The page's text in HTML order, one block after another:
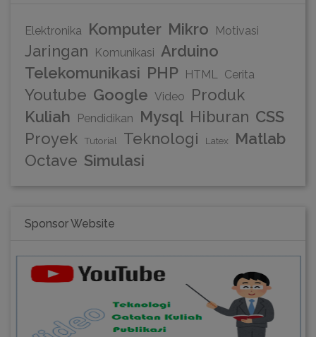
Elektronika Komputer Mikro Motivasi
Jaringan Komunikasi Arduino
Telekomunikasi PHP HTML Cerita
Youtube Google Video
Produk
Kuliah
Pendidikan Mysql Hiburan CSS
Proyek
Tutorial Teknologi Latex
Matlab
Octave Simulasi
Sponsor Website